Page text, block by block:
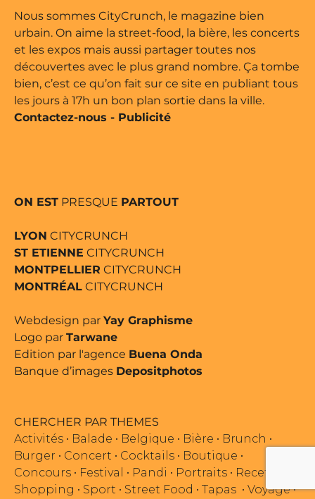
par Buena Onda Web •
Nous sommes CityCrunch, le magazine bien
urbain. On aime la street-food, la bière, les concerts
et les expos mais aussi partager toutes nos
découvertes avec le plus grand nombre. Ça tombe
bien, c’est ce qu’on fait sur ce site en publiant tous
les jours à 17h un bon plan sortie dans la ville.
Contactez-nous - Publicité
ON EST PRESQUE PARTOUT
LYON CITYCRUNCH
ST ETIENNE CITYCRUNCH
MONTPELLIER CITYCRUNCH
MONTRÉAL CITYCRUNCH
Webdesign par Yay Graphisme
Logo par Tarwane
Edition par l'agence Buena Onda
Banque d’images Depositphotos
CHERCHER PAR THEMES
Activités • Balade • Belgique • Bière • Brunch •
Burger • Concert • Cocktails • Boutique •
Concours • Festival • Pandi • Portraits • Recettes
Shopping • Sport • Street Food • Tapas • Voyage•